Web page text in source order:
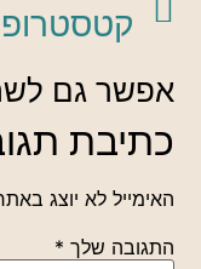
אפשר גם
כתיבת
האימייל לא יוצג
התגובה שלך *